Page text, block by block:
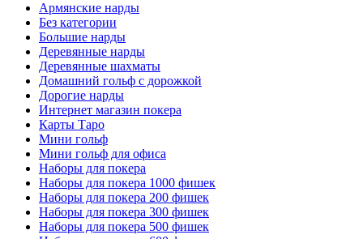
Армянские нарды
Без категории
Большие нарды
Деревянные нарды
Деревянные шахматы
Домашний гольф с дорожкой
Дорогие нарды
Интернет магазин покера
Карты Таро
Мини гольф
Мини гольф для офиса
Наборы для покера
Наборы для покера 1000 фишек
Наборы для покера 200 фишек
Наборы для покера 300 фишек
Наборы для покера 500 фишек